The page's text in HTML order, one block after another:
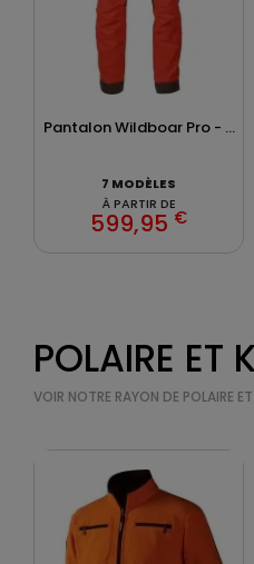
Pantalon Wildboar Pro - ...
7 MODÈLES
À PARTIR DE
599,95 €
POLAIRE ET
VOIR NOTRE RAYON DE POLAIRE